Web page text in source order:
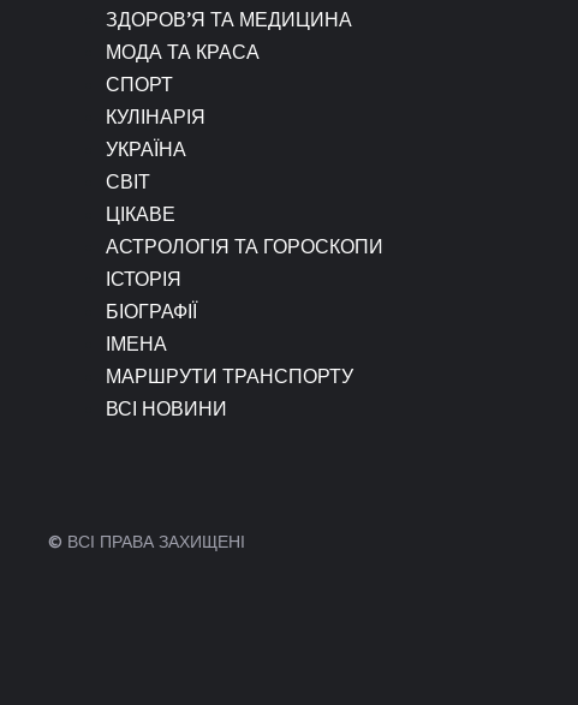
ЗДОРОВ’Я ТА МЕДИЦИНА
МОДА ТА КРАСА
СПОРТ
КУЛІНАРІЯ
УКРАЇНА
СВІТ
ЦІКАВЕ
АСТРОЛОГІЯ ТА ГОРОСКОПИ
ІСТОРІЯ
БІОГРАФІЇ
ІМЕНА
МАРШРУТИ ТРАНСПОРТУ
ВСІ НОВИНИ
© ВСІ ПРАВА ЗАХИЩЕНІ